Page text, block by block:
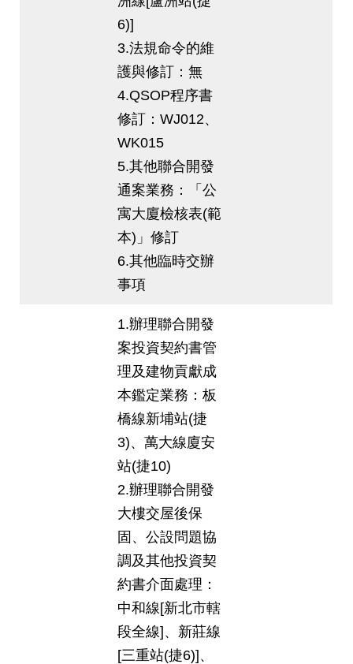
6)]
3.法規命令的維
護與修訂：無
4.QSOP程序書
修訂：WJ012、
WK015
5.其他聯合開發
通案業務：「公
寓大廈檢核表(範
本)」修訂
6.其他臨時交辦
事項
1.辦理聯合開發
案投資契約書管
理及建物貢獻成
本鑑定業務：板
橋線新埔站(捷
3)、萬大線廈安
站(捷10)
2.辦理聯合開發
大樓交屋後保
固、公設問題協
調及其他投資契
約書介面處理：
中和線[新北市轄
段全線]、新莊線
[三重站(捷6)]、